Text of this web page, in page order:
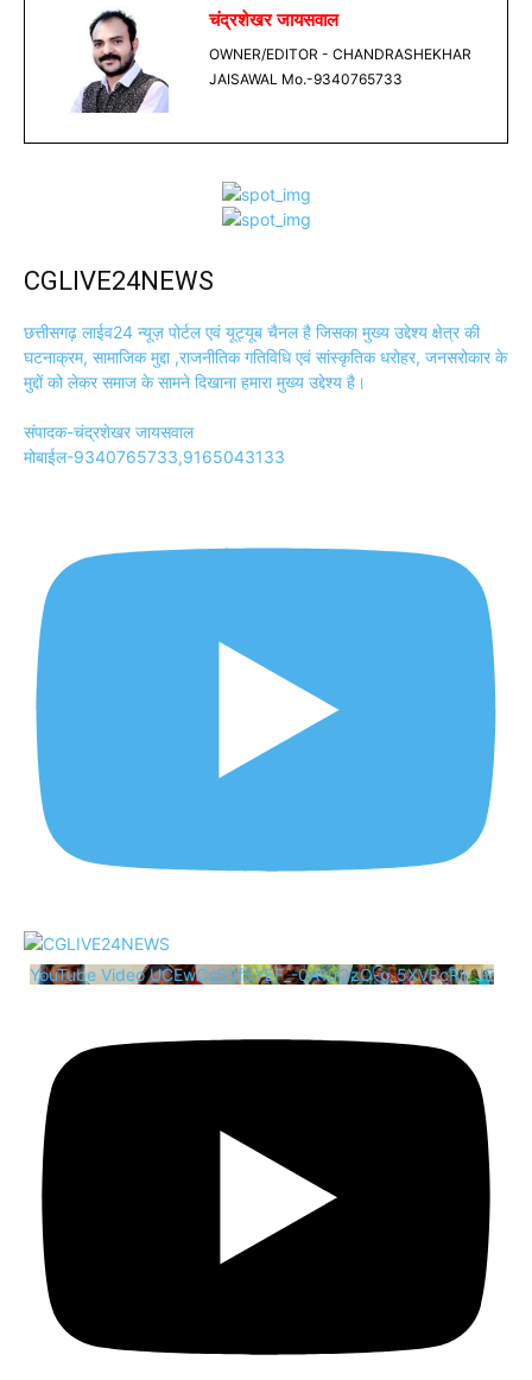
चंद्रशेखर जायसवाल
OWNER/EDITOR - CHANDRASHEKHAR
JAISAWAL Mo.-9340765733
CGLIVE24NEWS
छत्तीसगढ़ लाईव24 न्यूज़ पोर्टल एवं यूट्यूब चैनल है जिसका मुख्य उद्देश्य क्षेत्र की
घटनाक्रम, सामाजिक मुद्दा ,राजनीतिक गतिविधि एवं सांस्कृतिक धरोहर, जनसरोकार के
मुद्दों को लेकर समाज के सामने दिखाना हमारा मुख्य उद्देश्य है।
संपादक-चंद्रशेखर जायसवाल
मोबाईल-9340765733,9165043133
YouTube Video UCEwCsS3f5YEF_-0A1uOzO-g_5XVRcRii_JE